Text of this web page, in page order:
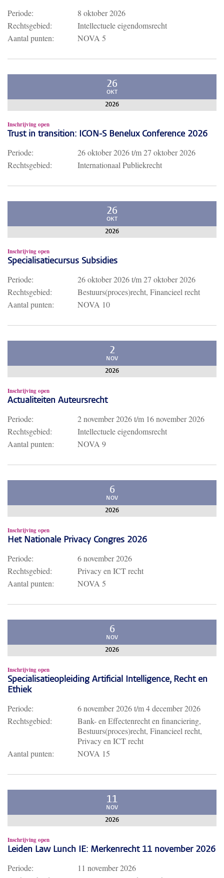
Periode:
8 oktober 2026
Rechtsgebied:
Intellectuele eigendomsrecht
Aantal punten:
NOVA 5
26
OKT
2026
Inschrijving open
Trust in transition: ICON-S Benelux Conference 2026
Periode: 26 oktober 2026t/m27 oktober 2026
Rechtsgebied:
Internationaal Publiekrecht
26
OKT
2026
Inschrijving open
Specialisatiecursus Subsidies
Periode: 26 oktober 2026t/m27 oktober 2026
Rechtsgebied:
Bestuurs(proces)recht, Financieel recht
Aantal punten:
NOVA 10
2
NOV
2026
Inschrijving open
Actualiteiten Auteursrecht
Periode: 2 november 2026t/m 16 november 2026
Rechtsgebied:
Intellectuele eigendomsrecht
Aantal punten:
NOVA 9
6
NOV
2026
Inschrijving open
Het Nationale Privacy Congres 2026
Periode:
6 november 2026
Rechtsgebied:
Privacy en ICT recht
Aantal punten:
NOVA 5
6
NOV
2026
Inschrijving open
Specialisatieopleiding Artificial Intelligence, Recht en
Ethiek
Periode: 6 november 2026t/m4 december 2026
Rechtsgebied:
Bank- en Effectenrecht en financiering,
Bestuurs(proces)recht, Financieel recht,
Privacy en ICT recht
Aantal punten:
NOVA 15
11
NOV
2026
Inschrijving open
Leiden Law Lunch IE: Merkenrecht 11 november 2026
Periode:
11 november 2026